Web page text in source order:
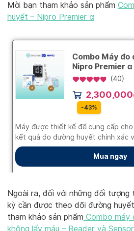
Mời bạn tham khảo sản phẩm
huyết – Nipro Premier α
Ngoài ra, đối với những đối tượng
kỳ cần được theo dõi đường
tham khảo sản phẩm Combo máy
không lấy máu – Reader và Sensor